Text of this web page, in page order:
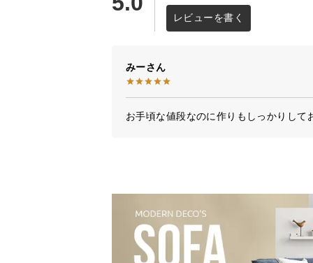
レビューを書く
みー
お手頃な値段なのに作りもしっかりし